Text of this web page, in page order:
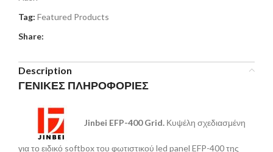
Tag: Featured Products
Share:
Description
ΓΕΝΙΚΕΣ ΠΛΗΡΟΦΟΡΙΕΣ
Jinbei EFP-400 Grid. Κυψέλη σχεδιασμένη
για το ειδικό softbox του φωτιστικού led panel EFP-400 της